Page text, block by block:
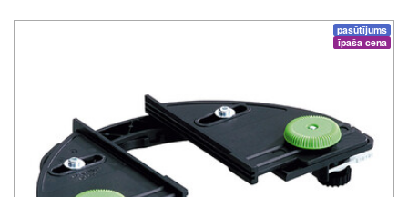
pasūtījums
īpaša cena